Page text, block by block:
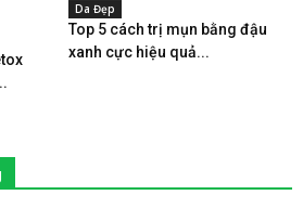
Da Đẹp
Top 5 cách trị mụn bằng đậu
xanh cực hiệu quả...